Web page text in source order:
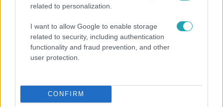
related to personalization.
I want to allow Google to enable storage
related to security, including authentication
functionality and fraud prevention, and other
user protection.
CONFIRM
és a színpadon? Nézd meg a Fókusz riportját a próbákról!